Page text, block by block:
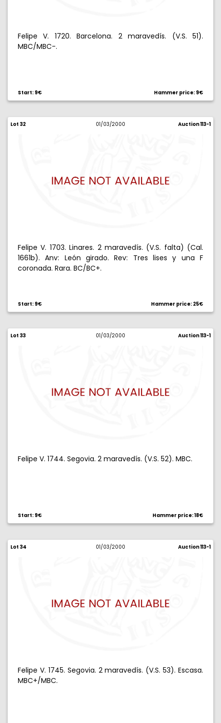
Felipe V. 1720. Barcelona. 2 maravedís. (V.S. 51).
MBC/MBC-.
Start: 9€ Hammer price: 9€
Lot 32 01/03/2000 Auction 113-1
Felipe V. 1703. Linares. 2 maravedís. (V.S. falta) (Cal.
1661b). Anv: León girado. Rev: Tres lises y una F
coronada. Rara. BC/BC+.
Start: 9€ Hammer price: 25€
Lot 33 01/03/2000 Auction 113-1
Felipe V. 1744. Segovia. 2 maravedís. (V.S. 52). MBC.
Start: 9€ Hammer price: 18€
Lot 34 01/03/2000 Auction 113-1
Felipe V. 1745. Segovia. 2 maravedís. (V.S. 53). Escasa.
MBC+/MBC.